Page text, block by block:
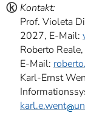
ⓚ Kontakt:
Prof. Violeta
2027, E-Mail:
Roberto
E-Mail:
Karl-Ernst
karl.e.went